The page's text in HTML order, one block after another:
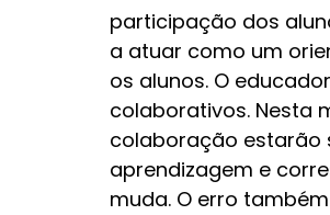
participação dos
a atuar como um
os alunos. O
colaborativos. Nesta
colaboração estarão
aprendizagem e
muda. O erro